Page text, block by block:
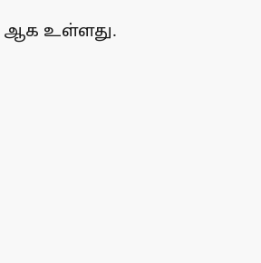
ஆக உள்ளது.